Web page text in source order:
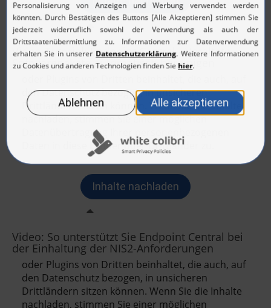
Video-Tutorial: Endpoint Central - Veraltete
Softwarepakete automatisch bereinigen
Video: So unterstützt Sie Endpoint Central bei
der Einhaltung der NIS2-Anforderungen